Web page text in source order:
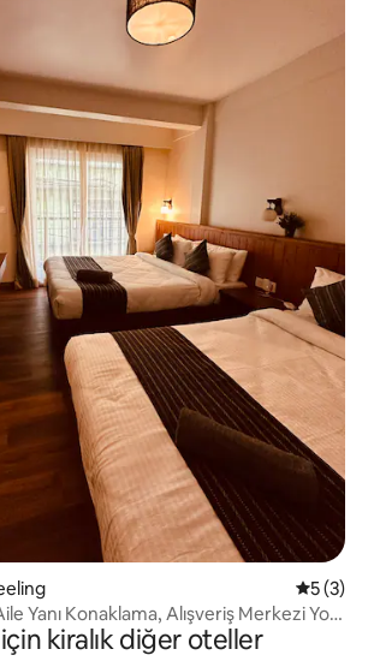
55 (3)
Yanı Konaklama, Alışveriş Merkezi Yolu
kiralık diğer oteller